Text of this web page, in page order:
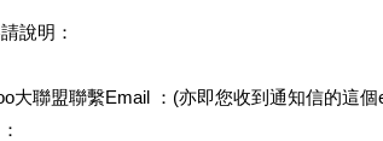
說明：
大聯盟聯繫Email ：(亦即您收到通知信的這個